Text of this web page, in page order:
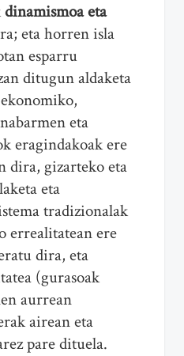
dinamismoa eta
eta horren isla
esparru
ditugun aldaketa
eta
eragindakoak ere
dira, gizarteko eta
eta
tradizionalak
errealitatean ere
dira, eta
(gurasoak
aurrean
airean eta
pare dituela.